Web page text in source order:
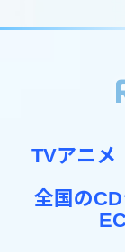
TVアニメ
全国の